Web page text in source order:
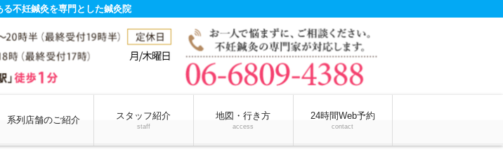
る不妊鍼灸を専門とした鍼灸院
系列店舗のご紹介 スタッフ紹介
staff
地図・行き方
access
24時間Web予約
contact